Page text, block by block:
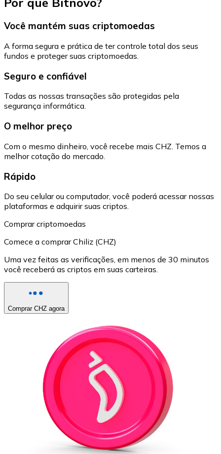
Você mantém suas criptomoedas
A forma segura e prática de ter controle total dos seus
fundos e proteger suas criptomoedas.
Seguro e confiável
Todas as nossas transações são protegidas pela
segurança informática.
O melhor preço
Com o mesmo dinheiro, você recebe mais CHZ. Temos a
melhor cotação do mercado.
Rápido
Do seu celular ou computador, você poderá acessar nossas
plataformas e adquirir suas criptos.
Comprar criptomoedas
Comece a comprar Chiliz (CHZ)
Uma vez feitas as verificações, em menos de 30 minutos
você receberá as criptos em suas carteiras.
Comprar CHZ agora